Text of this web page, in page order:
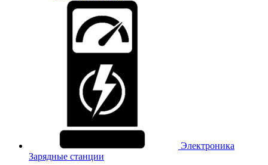
Электроника
Зарядные станции